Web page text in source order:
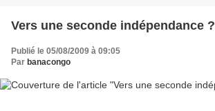
Vers une seconde indépendance ?
Publié le 05/08/2009 à 09:05
Par banacongo